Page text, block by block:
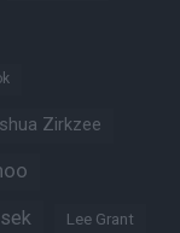
Zirkzee
Lee Grant